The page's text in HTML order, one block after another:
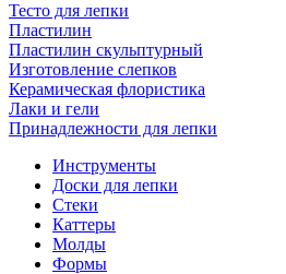
Тесто для лепки
Пластилин
Пластилин скульптурный
Изготовление слепков
Керамическая флористика
Лаки и гели
Принадлежности для лепки
Инструменты
Доски для лепки
Стеки
Каттеры
Молды
Формы